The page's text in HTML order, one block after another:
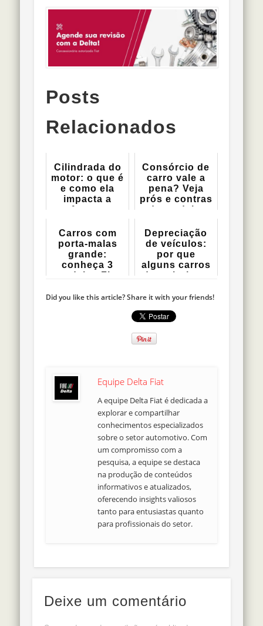
Posts
Relacionados
Cilindrada do
motor: o que é
e como ela
impacta a
performanc...
Consórcio de
carro vale a
pena? Veja
prós e contras
da modal...
Carros com
porta-malas
grande:
conheça 3
modelos Fiat
Depreciação
de veículos:
por que
alguns carros
desvalorizam
Did you like this article? Share it with your friends!
Equipe Delta Fiat
A equipe Delta Fiat é dedicada a
explorar e compartilhar
conhecimentos especializados
sobre o setor automotivo. Com
um compromisso com a
pesquisa, a equipe se destaca
na produção de conteúdos
informativos e atualizados,
oferecendo insights valiosos
tanto para entusiastas quanto
para profissionais do setor.
Deixe um comentário